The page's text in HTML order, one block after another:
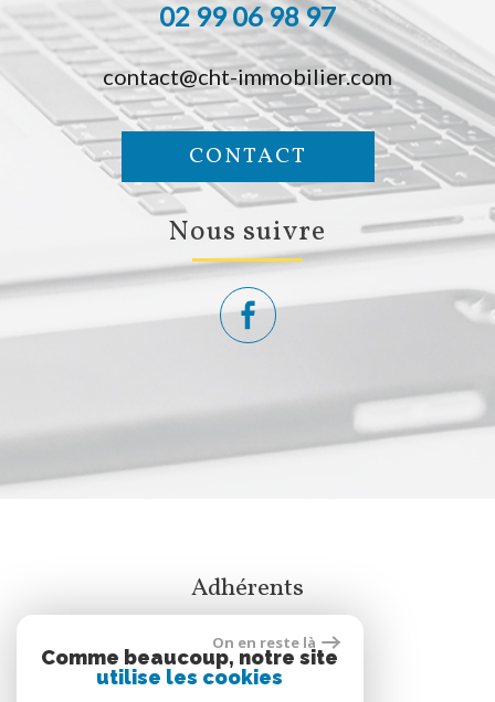
02 99 06 98 97
contact@cht-immobilier.com
CONTACT
nous suivre
adhérents
On en reste là
Comme beaucoup, notre site
utilise les cookies